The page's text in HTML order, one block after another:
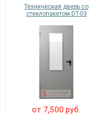
Техническая дверь со
стеклопакетом DT-03
от 7,500 руб.